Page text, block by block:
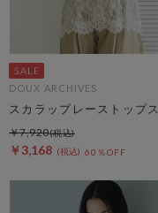
DOUX ARCHIVES
スカラップレーストップス
￥3,168 60％OFF
￥7,920